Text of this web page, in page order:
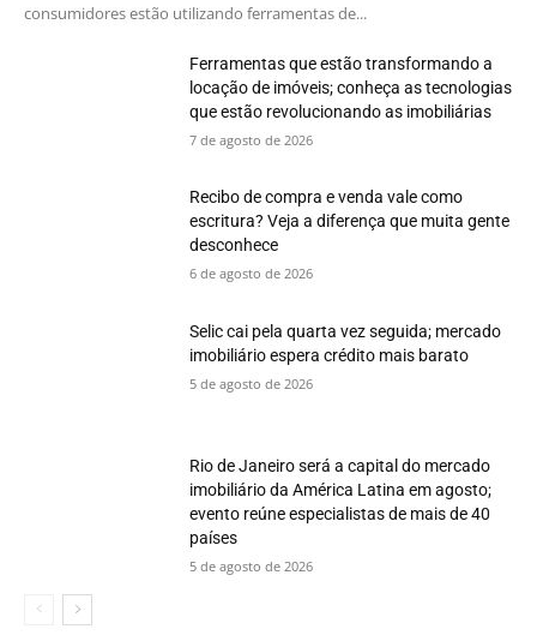
consumidores estão utilizando ferramentas de...
Ferramentas que estão transformando a
locação de imóveis; conheça as tecnologias
que estão revolucionando as imobiliárias
7 de agosto de 2026
Recibo de compra e venda vale como
escritura? Veja a diferença que muita gente
desconhece
6 de agosto de 2026
Selic cai pela quarta vez seguida; mercado
imobiliário espera crédito mais barato
5 de agosto de 2026
Rio de Janeiro será a capital do mercado
imobiliário da América Latina em agosto;
evento reúne especialistas de mais de 40
países
5 de agosto de 2026